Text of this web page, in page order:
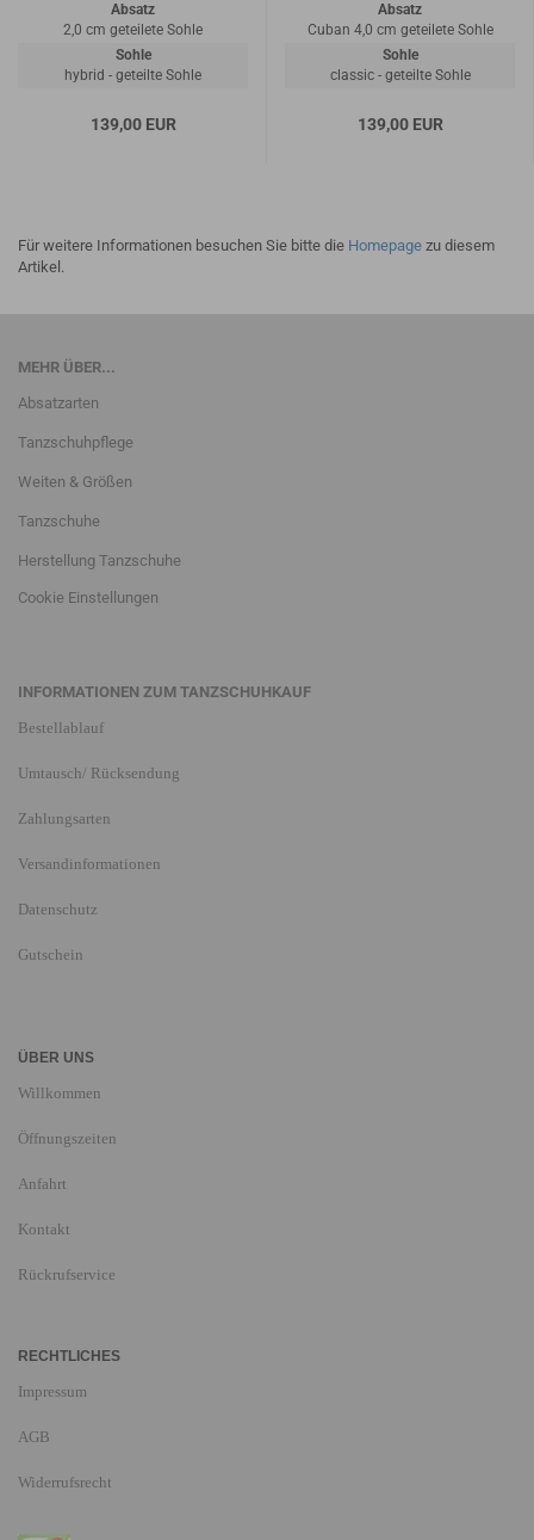
Absatz
2,0 cm geteilete Sohle
Sohle
hybrid - geteilte Sohle
139,00 EUR
Absatz
Cuban 4,0 cm geteilete Sohle
Sohle
classic - geteilte Sohle
139,00 EUR
Für weitere Informationen besuchen Sie bitte die Homepage zu diesem
Artikel.
MEHR ÜBER...
Absatzarten
Tanzschuhpflege
Weiten & Größen
Tanzschuhe
Herstellung Tanzschuhe
Cookie Einstellungen
INFORMATIONEN ZUM TANZSCHUHKAUF
Bestellablauf
Umtausch/ Rücksendung
Zahlungsarten
Versandinformationen
Datenschutz
Gutschein
ÜBER UNS
Willkommen
Öffnungszeiten
Anfahrt
Kontakt
Rückrufservice
RECHTLICHES
Impressum
AGB
Widerrufsrecht